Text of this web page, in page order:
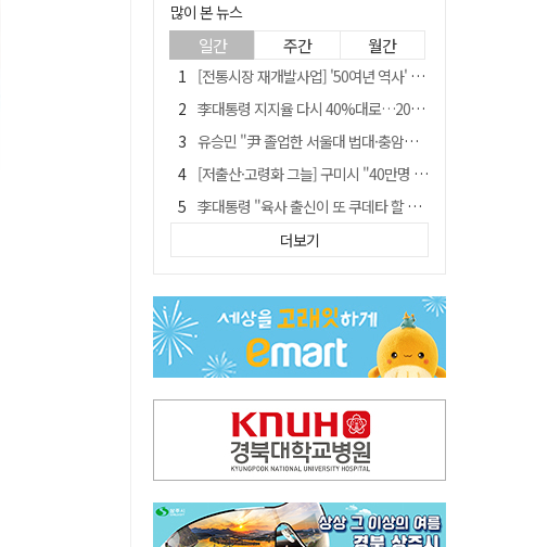
많이 본 뉴스
일간 주간 월간
[전통시장 재개발사업] '50여년 역사' 수성시장 자리에 25층 주상복합 들어선다
李대통령 지지율 다시 40%대로…20대는 18.8%p 급락
유승민 "尹 졸업한 서울대 법대·충암고도 없애야"…李 육사 통합 직격
[저출산·고령화 그늘] 구미시 "40만명 사수" 고령군 "3만명대 회복"
李대통령 "육사 출신이 또 쿠데타 할 수도"…육사 총동창회 "정치적 보복"
포항에 6천억원 규모 AI 데이터센터 들어선다
[인사]경상북도
경찰, 홍명보 선임 의혹 수사…대한축구협회 전격 압수수색
국민 51.9% "李 대통령 재판 재개 필요하다"
더보기